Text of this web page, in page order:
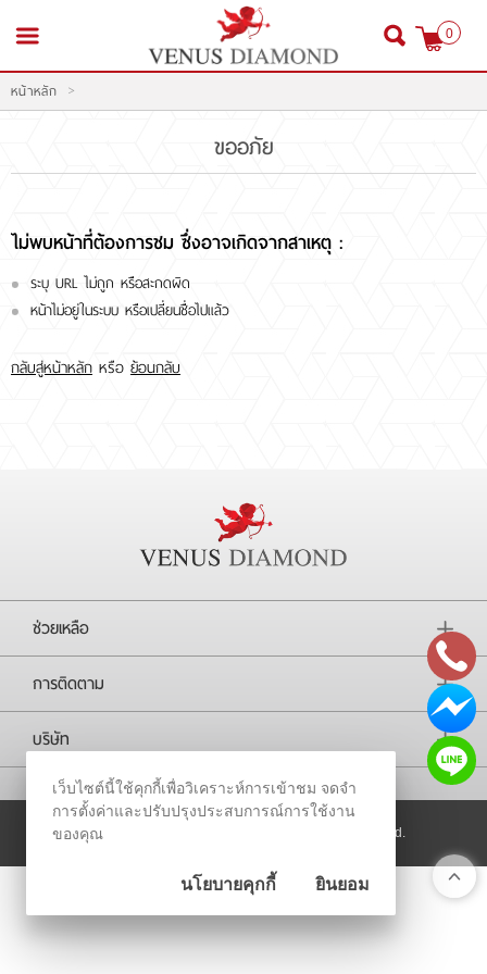
เข้าสู่ระบบ
หน้าหลัก
สินค้า
โปรโมชั่น
เกี่ยวกับเรา
รีวิวลูกค้า
0
หน้าหลัก >
ขออภัย
ไม่พบหน้าที่ต้องการชม ซึ่งอาจเกิดจากสาเหตุ :
ระบุ URL ไม่ถูก หรือสะกดผิด
หน้าไม่อยู่ในระบบ หรือเปลี่ยนชื่อไปแล้ว
กลับสู่หน้าหลัก หรือ ย้อนกลับ
ช่วยเหลือ
การติดตาม
บริษัท
© 2026 Venus Diamond Intertrade All Rights Reserved.
เว็บไซต์นี้ใช้คุกกี้เพื่อวิเคราะห์การเข้าชม จดจำ
การตั้งค่าและปรับปรุงประสบการณ์การใช้งาน
ของคุณ
นโยบายคุกกี้ ยินยอม